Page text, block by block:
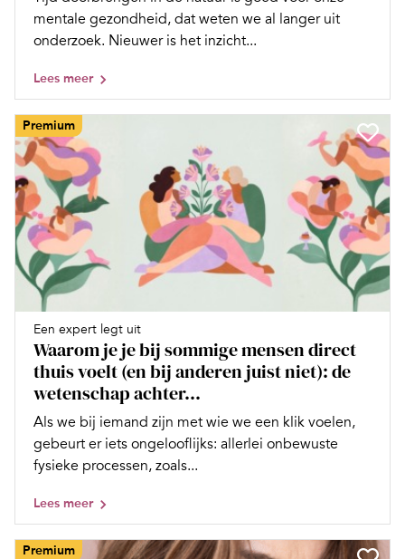
mentale gezondheid, dat weten we al langer uit
onderzoek. Nieuwer is het inzicht...
Lees meer
Premium
Een expert legt uit
Waarom je je bij sommige mensen direct
thuis voelt (en bij anderen juist niet): de
wetenschap achter...
Als we bij iemand zijn met wie we een klik voelen,
gebeurt er iets ongelooflijks: allerlei onbewuste
fysieke processen, zoals...
Lees meer
Premium